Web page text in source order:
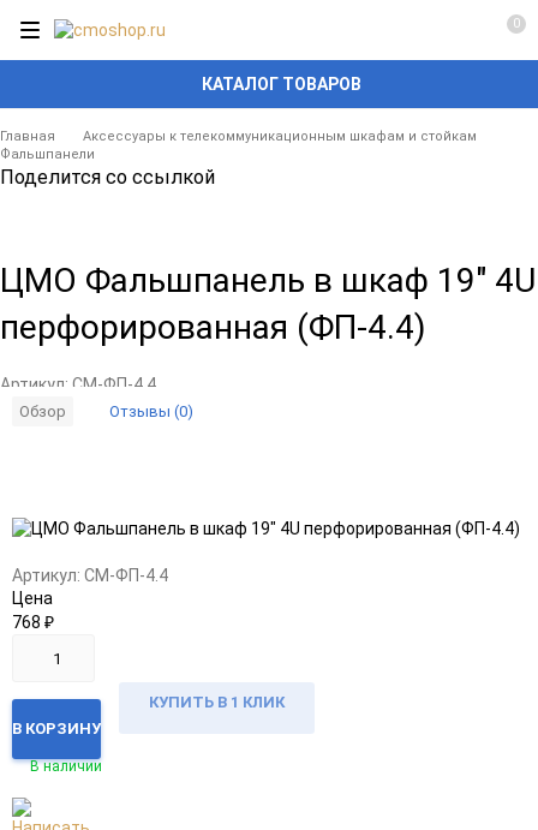
КАТАЛОГ ТОВАРОВ
0
Главная
Аксессуары к телекоммуникационным шкафам и стойкам
Фальшпанели
Поделится со ссылкой
ЦМО Фальшпанель в шкаф 19" 4U
перфорированная (ФП-4.4)
Артикул: CM-ФП-4.4
Обзор Отзывы (0)
в
к
Артикул: CM-ФП-4.4
Цена
768 ₽
В КОРЗИНУ
КУПИТЬ В 1 КЛИК
В наличии